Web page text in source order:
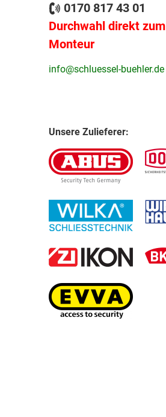
0170 817 43 01
Durchwahl direkt zum
Monteur
info@schluessel-buehler.de
Unsere Zulieferer: